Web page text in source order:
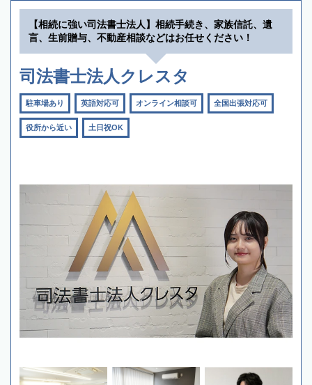
【相続に強い司法書士法人】相続手続き、家族信託、遺
言、生前贈与、不動産相談などはお任せください！
司法書士法人クレスタ
駐車場あり 英語対応可 オンライン相談可 全国出張対応可
役所から近い 土日祝OK